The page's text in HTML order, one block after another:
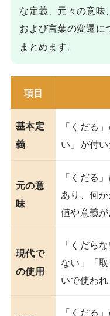
な定義、元々の意味
および言葉の変遷に
まとめます。
項目
基本定
義
「くだる
い」が付い
元の意
味
「くだる
あり、何
値や意義が
現代で
の使用
「くだら
ない」「
いで使われ
「くだる